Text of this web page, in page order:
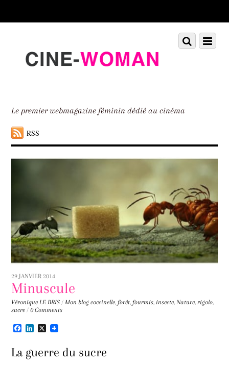
down
Le premier webmagazine féminin dédié au cinéma
RSS
Menu
Scroll
down
29 JANVIER 2014
Minuscule
Véronique LE BRIS / Mon blog coccinelle, forêt, fourmis, insecte, Nature, rigolo,
sucre / 0 Comments
F
e
b
L
k
e
X
La guerre du sucre